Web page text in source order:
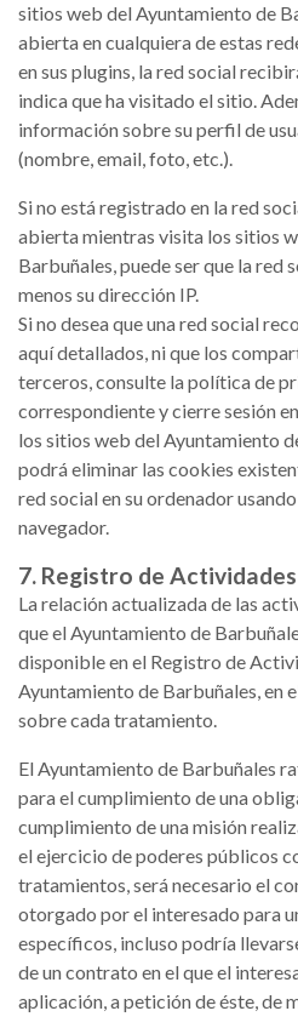
sitios web del Ayuntamiento de
abierta en cualquiera de estas
en sus plugins, la red social
indica que ha visitado el sitio.
información sobre su perfil de
(nombre, email, foto, etc.).
Si no está registrado en la red
abierta mientras visita los sitios
Barbuñales, puede ser que la red
menos su dirección IP.
Si no desea que una red social
aquí detallados, ni que los
terceros, consulte la política de
correspondiente y cierre sesión
los sitios web del Ayuntamiento
podrá eliminar las cookies
red social en su ordenador
navegador.
7. Registro de
La relación actualizada de las
que el Ayuntamiento de
disponible en el Registro de
Ayuntamiento de Barbuñales, en
sobre cada tratamiento.
El Ayuntamiento de Barbuñales
para el cumplimiento de una
cumplimiento de una misión
el ejercicio de poderes públicos
tratamientos, será necesario el
otorgado por el interesado para
específicos, incluso podría
de un contrato en el que el
aplicación, a petición de éste, de